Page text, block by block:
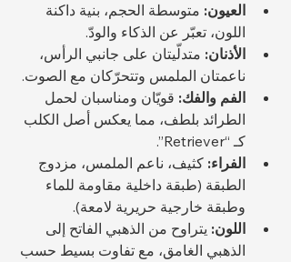
العيون: متوسطة الحجم، بنية داكنة
اللون، تعبّر عن الذكاء والودّ.
الأذنان: متدلّيتان على جانبي الرأس،
ناعمتان الملمس وتتحرّكان مع الصوت.
الفم والفك: قويّان ومناسبان لحمل
الطرائد بلطف، مما يعكس أصل الكلب
كـ “Retriever”.
الفراء: كثيف، ناعم الملمس، مزدوج
الطبقة (طبقة داخلية مقاومة للماء
وطبقة خارجية حريرية لامعة).
اللون: يتراوح من الذهبي الفاتح إلى
الذهبي الغامق، مع تفاوت بسيط حسب